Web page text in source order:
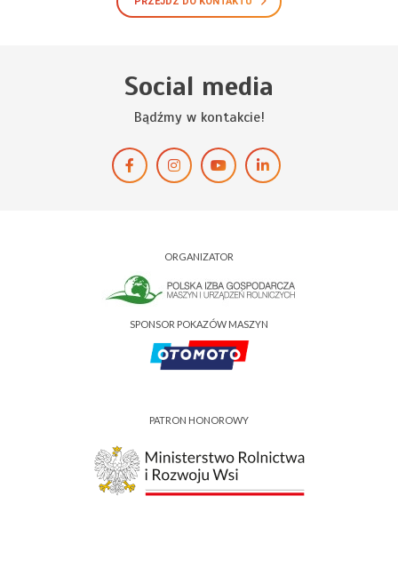
Social media
Bądźmy w kontakcie!
ORGANIZATOR
SPONSOR POKAZÓW MASZYN
PATRON HONOROWY